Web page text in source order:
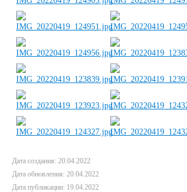
Дата создания: 20.04.2022
Дата обновления: 20.04.2022
Дата публикации: 19.04.2022